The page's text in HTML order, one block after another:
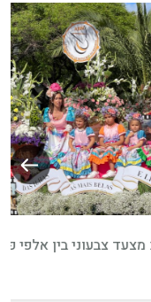
בין אלפי פרחים